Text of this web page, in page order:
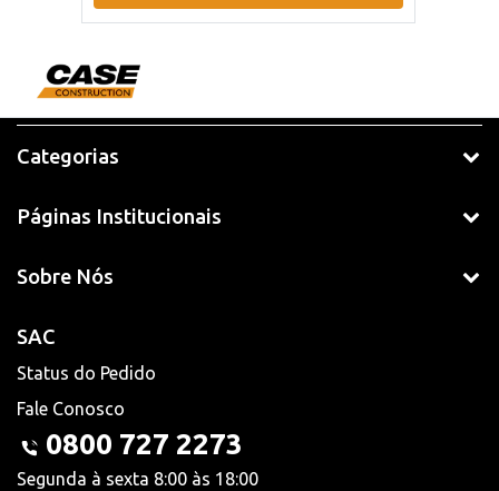
Categorias
Páginas Institucionais
Sobre Nós
SAC
Status do Pedido
Fale Conosco
0800 727 2273
Segunda à sexta 8:00 às 18:00